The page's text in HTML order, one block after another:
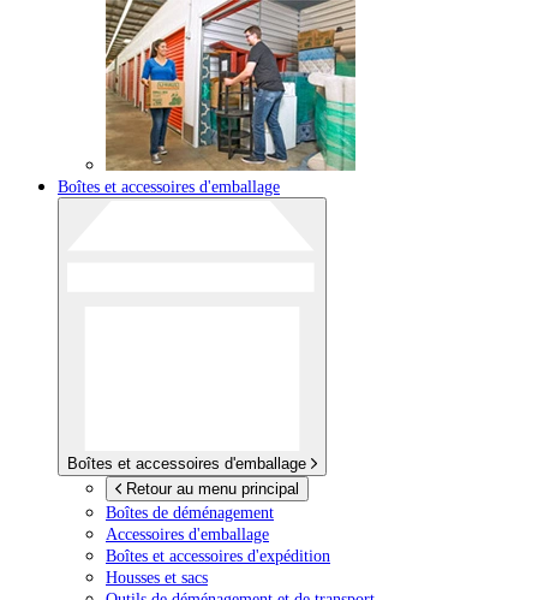
Boîtes et accessoires d'emballage
Boîtes et accessoires d'emballage
Retour au menu principal
Boîtes de déménagement
Accessoires d'emballage
Boîtes et accessoires d'expédition
Housses et sacs